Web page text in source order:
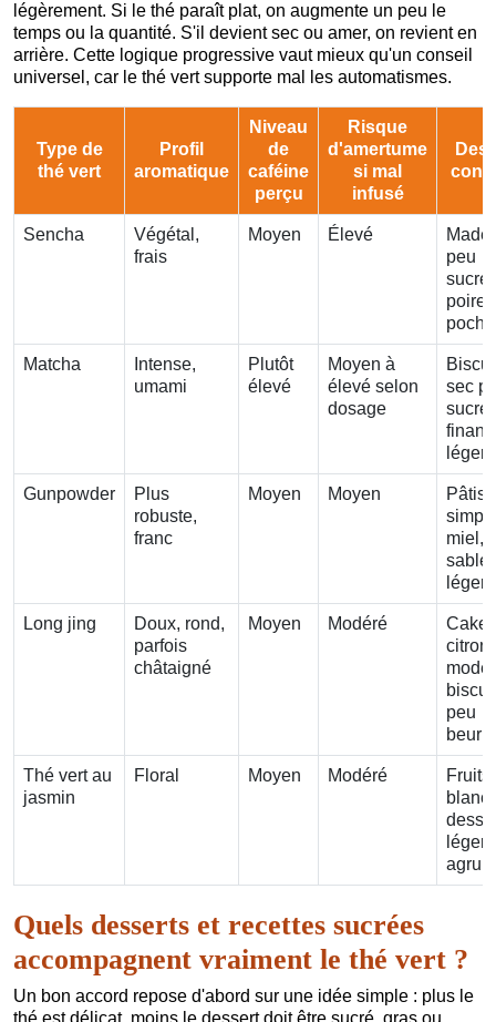
légèrement. Si le thé paraît plat, on augmente un peu le
temps ou la quantité. S'il devient sec ou amer, on revient en
arrière. Cette logique progressive vaut mieux qu'un conseil
universel, car le thé vert supporte mal les automatismes.
Type de
thé vert
Profil
aromatique
Niveau
de
caféine
perçu
Risque
d'amertume
si mal
infusé
Sencha
Végétal,
frais
Moyen Élevé
peu
poire
Matcha
Intense,
umami
Plutôt
élevé
Moyen à
élevé selon
dosage
sec
sucré,
léger
Gunpowder
Plus
robuste,
franc
Moyen Moyen
miel,
sablé
léger
Long jing
Doux, rond,
parfois
châtaigné
Moyen Modéré
Cake
citron
biscuit
peu
beurré
Thé vert au
jasmin
Floral Moyen Modéré
Fruits
léger
Quels desserts et recettes sucrées
accompagnent vraiment le thé vert ?
Un bon accord repose d'abord sur une idée simple : plus le